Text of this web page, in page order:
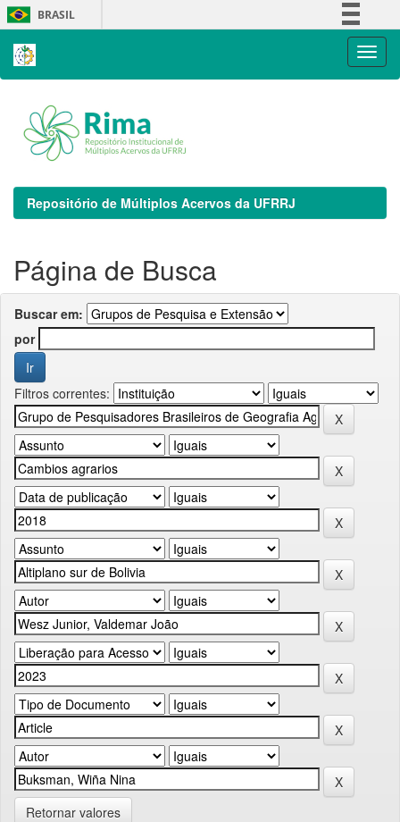
Skip
navigation
BRASIL
Repositório de Múltiplos Acervos da UFRRJ
Página de Busca
Buscar em:
por
Filtros correntes:
Retornar valores